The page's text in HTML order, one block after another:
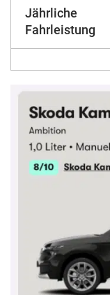
Jährliche
Fahrleistung